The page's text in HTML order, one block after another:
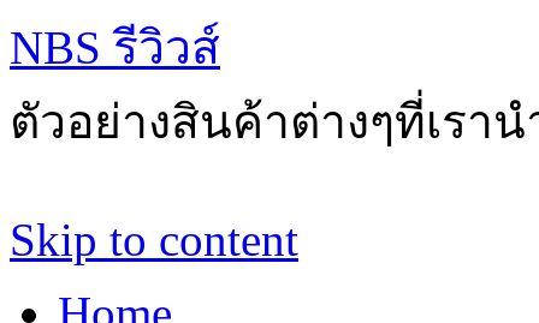
NBS รีวิวส์
ตัวอย่างสินค้าต่างๆที่เรา
Skip to content